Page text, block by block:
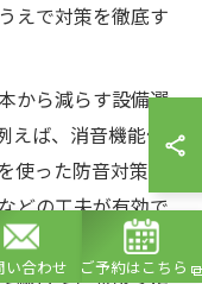
えで対策を徹底す
から減らす設備選
ば、消音機能付
った防音対策を
どの工夫が有効で
ユーザーからは
い合わせ ご予約はこちら